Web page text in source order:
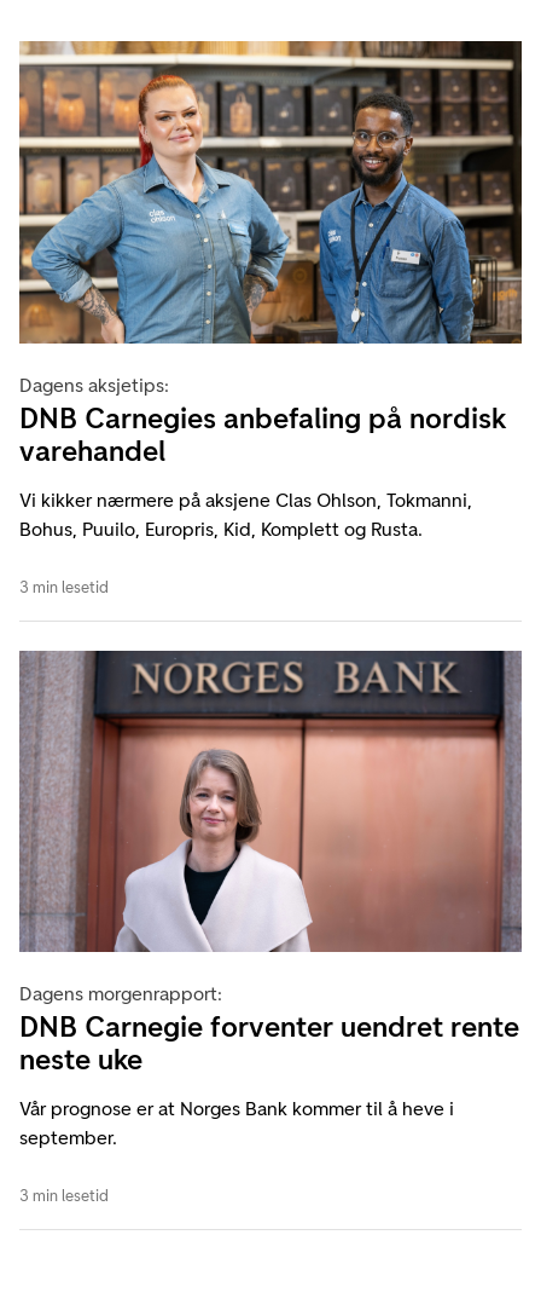
Dagens aksjetips:
DNB Carnegies anbefaling på nordisk
varehandel
Vi kikker nærmere på aksjene Clas Ohlson, Tokmanni,
Bohus, Puuilo, Europris, Kid, Komplett og Rusta.
3 min lesetid
Dagens morgenrapport:
DNB Carnegie forventer uendret rente
neste uke
Vår prognose er at Norges Bank kommer til å heve i
september.
3 min lesetid